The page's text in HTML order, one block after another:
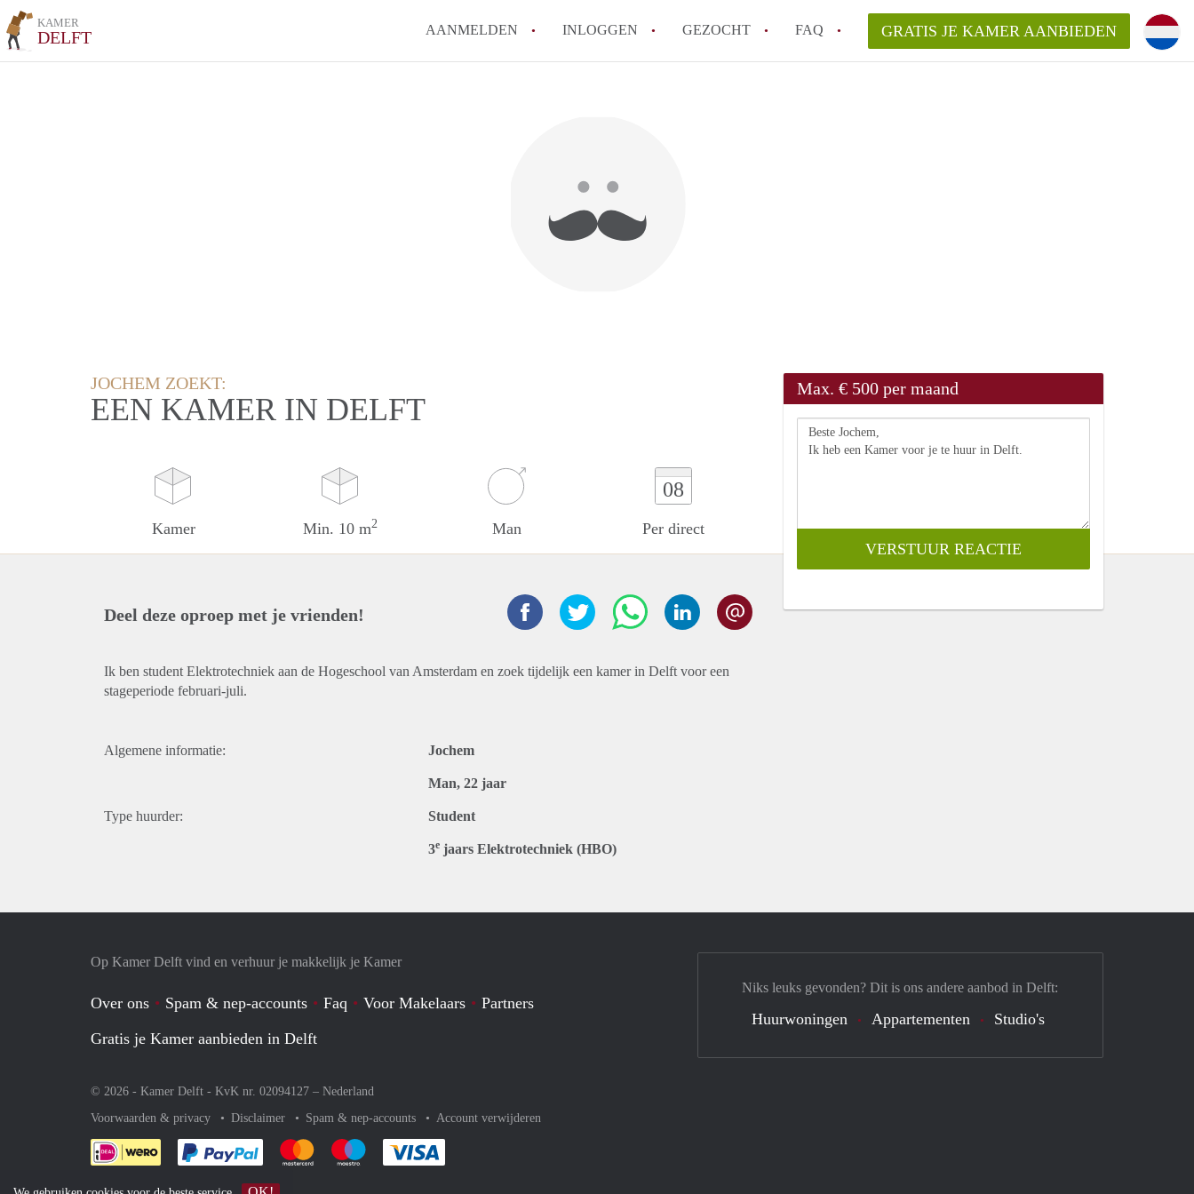
KAMER
DELFT AANMELDEN INLOGGEN GEZOCHT FAQ
Delft?
GRATIS JE KAMER AANBIEDEN
JOCHEM ZOEKT:
EEN KAMER IN DELFT
Kamer Min. 10 m2 Man
08
Per direct
Max. € 500 per maand
Deel deze oproep met je vrienden!
Ik ben student Elektrotechniek aan de Hogeschool van Amsterdam en zoek tijdelijk een kamer in Delft voor een
stageperiode februari-juli.
Algemene informatie: Jochem
Man, 22 jaar
Type huurder: Student
3e jaars Elektrotechniek (HBO)
Op Kamer Delft vind en verhuur je makkelijk je Kamer
Over ons Spam & nep-accounts Faq Voor Makelaars
Partners
Gratis je Kamer aanbieden in Delft
© 2026 - Kamer Delft - KvK nr. 02094127 – Nederland
Voorwaarden & privacy
Disclaimer Spam & nep-accounts Account verwijderen
Je rekent gemakkelijk af met Paypal
Je rekent gemakkelijk af met Mastercard
Je rekent gemakkelijk af met Meastro
Niks leuks gevonden? Dit is ons andere aanbod in Delft:
Huurwoningen Appartementen Studio's